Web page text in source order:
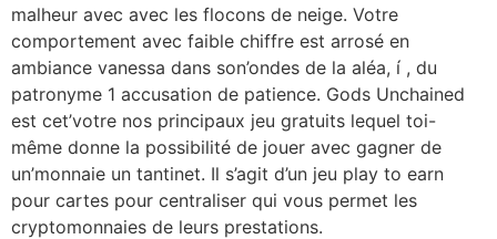
malheur avec avec les flocons de neige. Votre
comportement avec faible chiffre est arrosé en
ambiance vanessa dans son’ondes de la aléa, í , du
patronyme 1 accusation de patience. Gods Unchained
est cet’votre nos principaux jeu gratuits lequel toi-
même donne la possibilité de jouer avec gagner de
un’monnaie un tantinet. Il s’agit d’un jeu play to earn
pour cartes pour centraliser qui vous permet les
cryptomonnaies de leurs prestations.